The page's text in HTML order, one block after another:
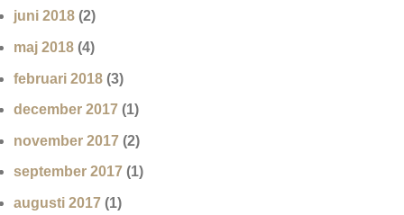
juni 2018 (2)
maj 2018 (4)
februari 2018 (3)
december 2017 (1)
november 2017 (2)
september 2017 (1)
augusti 2017 (1)